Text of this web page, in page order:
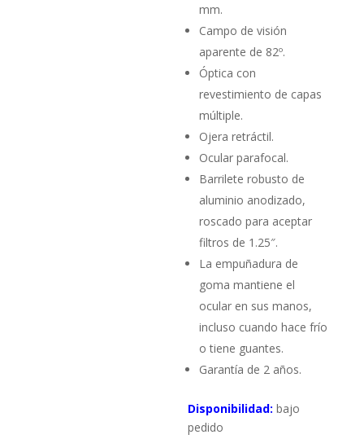
mm.
Campo de visión
aparente de 82º.
Óptica con
revestimiento de capas
múltiple.
Ojera retráctil.
Ocular parafocal.
Barrilete robusto de
aluminio anodizado,
roscado para aceptar
filtros de 1.25″.
La empuñadura de
goma mantiene el
ocular en sus manos,
incluso cuando hace frío
o tiene guantes.
Garantía de 2 años.
Disponibilidad: bajo
pedido